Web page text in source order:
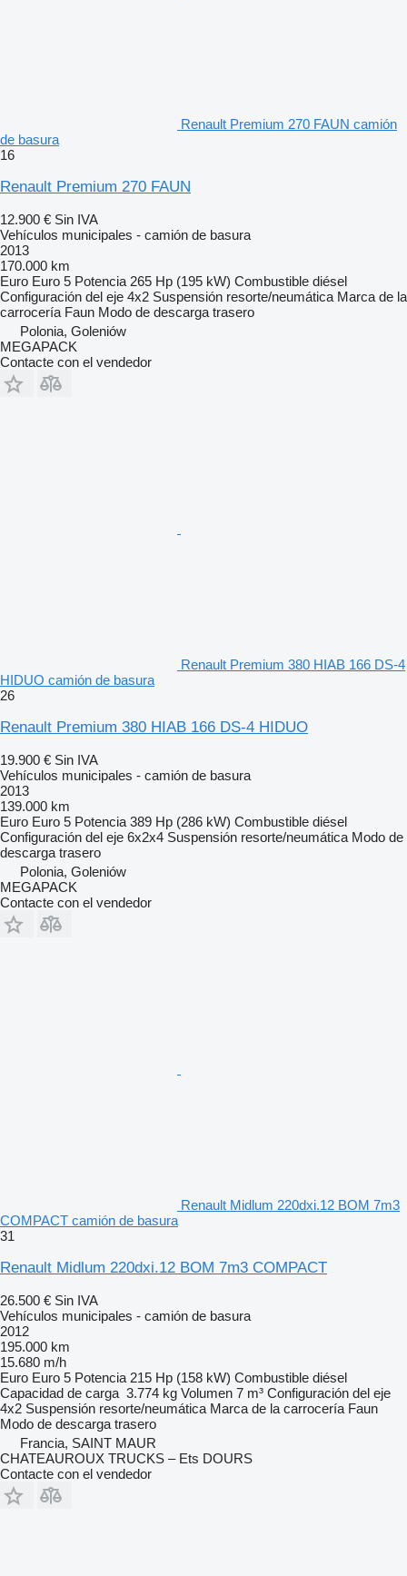
Renault Premium 270 FAUN camión
de basura
16
Renault Premium 270 FAUN
12.900 € Sin IVA
Vehículos municipales - camión de basura
2013
170.000 km
Euro Euro 5 Potencia 265 Hp (195 kW) Combustible diésel
Configuración del eje 4x2 Suspensión resorte/neumática Marca de la
carrocería Faun Modo de descarga trasero
Polonia, Goleniów
MEGAPACK
Contacte con el vendedor
Renault Premium 380 HIAB 166 DS-4
HIDUO camión de basura
26
Renault Premium 380 HIAB 166 DS-4 HIDUO
19.900 € Sin IVA
Vehículos municipales - camión de basura
2013
139.000 km
Euro Euro 5 Potencia 389 Hp (286 kW) Combustible diésel
Configuración del eje 6x2x4 Suspensión resorte/neumática Modo de
descarga trasero
Polonia, Goleniów
MEGAPACK
Contacte con el vendedor
Renault Midlum 220dxi.12 BOM 7m3
COMPACT camión de basura
31
Renault Midlum 220dxi.12 BOM 7m3 COMPACT
26.500 € Sin IVA
Vehículos municipales - camión de basura
2012
195.000 km
15.680 m/h
Euro Euro 5 Potencia 215 Hp (158 kW) Combustible diésel
Capacidad de carga 3.774 kg Volumen 7 m³ Configuración del eje
4x2 Suspensión resorte/neumática Marca de la carrocería Faun
Modo de descarga trasero
Francia, SAINT MAUR
CHATEAUROUX TRUCKS – Ets DOURS
Contacte con el vendedor